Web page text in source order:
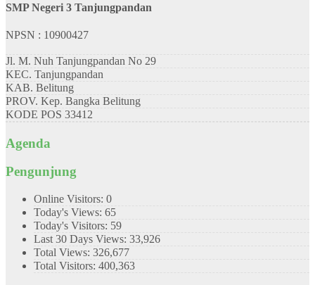
SMP Negeri 3 Tanjungpandan
NPSN : 10900427
Jl. M. Nuh Tanjungpandan No 29
KEC. Tanjungpandan
KAB. Belitung
PROV. Kep. Bangka Belitung
KODE POS 33412
Agenda
Pengunjung
Online Visitors: 0
Today's Views: 65
Today's Visitors: 59
Last 30 Days Views: 33,926
Total Views: 326,677
Total Visitors: 400,363